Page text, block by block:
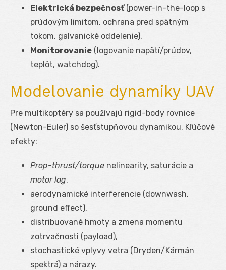
Elektrická bezpečnosť(power-in-the-loop s
prúdovým limitom, ochrana pred spätným
tokom, galvanické oddelenie),
Monitorovanie (logovanie napätí/prúdov,
teplôt, watchdog).
Modelovanie dynamiky UAV
Pre multikoptéry sa používajú rigid-body rovnice
(Newton-Euler) so šesťstupňovou dynamikou. Kľúčové
efekty:
Prop-thrust/torque nelinearity, saturácie a
motor lag,
aerodynamické interferencie (downwash,
ground effect),
distribuované hmoty a zmena momentu
zotrvačnosti (payload),
stochastické vplyvy vetra (Dryden/Kármán
spektrá) a nárazy.